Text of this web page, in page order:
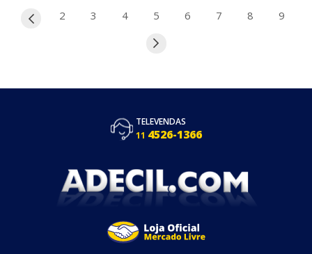
2 3 4 5 6 7 8 9
TELEVENDAS
11 4526-1366